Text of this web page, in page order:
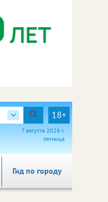
18+
7 августа 2026 г.
пятница
Гид по городу